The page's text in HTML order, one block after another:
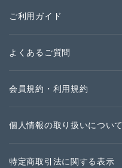
ご利用ガイド
よくあるご質問
会員規約・利用規約
個人情報の取り扱いについて
特定商取引法に関する表示